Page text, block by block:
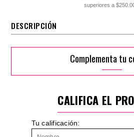
superiores a
DESCRIPCIÓN
Complementa tu
CALIFICA EL
Tu calificación: